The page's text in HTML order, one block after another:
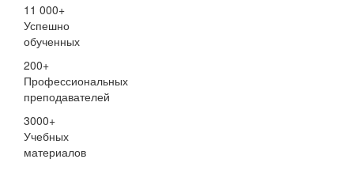
11 000+
Успешно
обученных
200+
Профессиональных
преподавателей
3000+
Учебных
материалов